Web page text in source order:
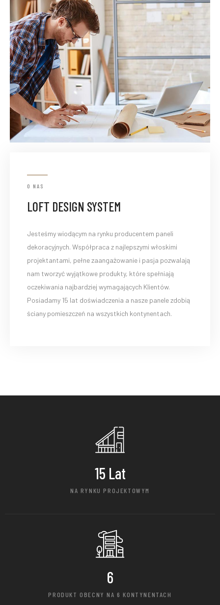
O NAS
LOFT DESIGN SYSTEM
Jesteśmy wiodącym na rynku producentem paneli
dekoracyjnych. Współpraca z najlepszymi włoskimi
projektantami, pełne zaangażowanie i pasja pozwalają
nam tworzyć wyjątkowe produkty, które spełniają
oczekiwania najbardziej wymagających Klientów.
Posiadamy 15 lat doświadczenia a nasze panele zdobią
ściany pomieszczeń na wszystkich kontynentach.
NA RYNKU PROJEKTOWYM
15 Lat
PRODUKT OBECNY NA 6 KONTYNENTACH
6